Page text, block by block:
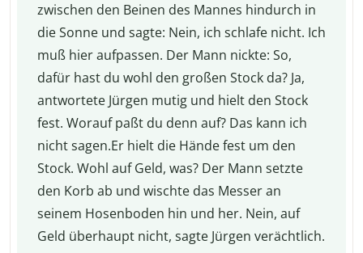
zwischen den Beinen des Mannes hindurch in
die Sonne und sagte: Nein, ich schlafe nicht. Ich
muß hier aufpassen. Der Mann nickte: So,
dafür hast du wohl den großen Stock da? Ja,
antwortete Jürgen mutig und hielt den Stock
fest. Worauf paßt du denn auf? Das kann ich
nicht sagen.Er hielt die Hände fest um den
Stock. Wohl auf Geld, was? Der Mann setzte
den Korb ab und wischte das Messer an
seinem Hosenboden hin und her. Nein, auf
Geld überhaupt nicht, sagte Jürgen verächtlich.